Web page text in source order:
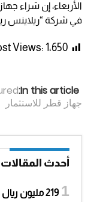
في شركة “ريلاينس
Views:1٬650
In this article:
جهاز قطر للاستثمار
أحدث المقالات
219 مليون